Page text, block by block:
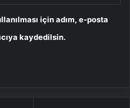
için adım, e-posta
kaydedilsin.